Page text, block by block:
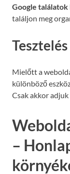
Google
találjon meg
Mielőtt a
különböző
Csak akkor
–